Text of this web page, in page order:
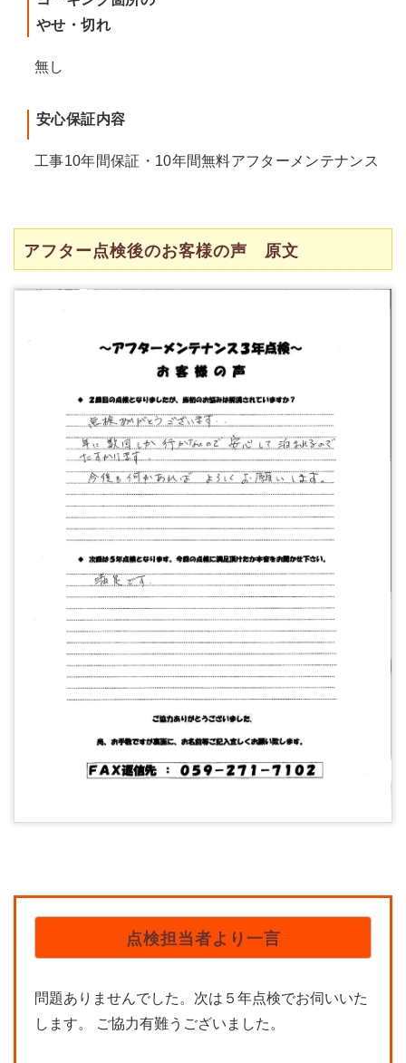
やせ・切れ
無し
安心保証内容
工事10年間保証・10年間無料アフターメンテナンス
アフター点検後のお客様の声 原文
点検担当者より一言
問題ありませんでした。次は５年点検でお伺いいた
します。 ご協力有難うございました。